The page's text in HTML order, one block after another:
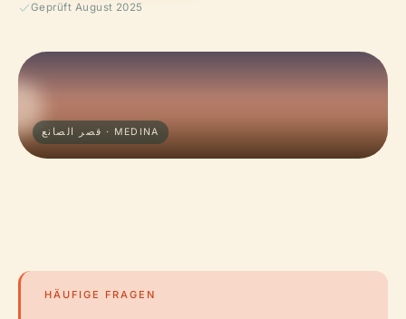
Geprüft August 2025
قصر الصانع · MEDINA
HÄUFIGE FRAGEN